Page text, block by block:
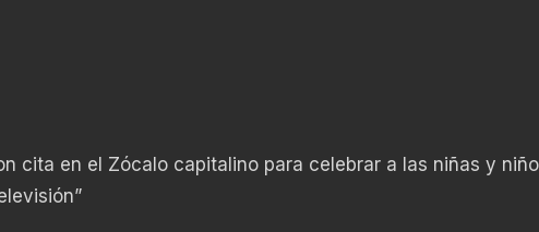
cita en el Zócalo capitalino para celebrar a las niñas y